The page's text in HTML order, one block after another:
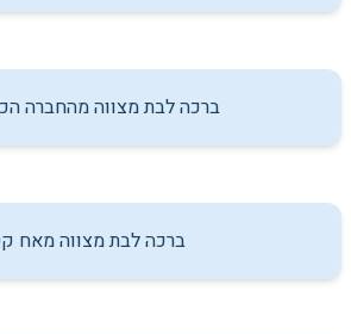
ברכה לבת מצווה מהחברה
ברכה לבת מצווה מאח